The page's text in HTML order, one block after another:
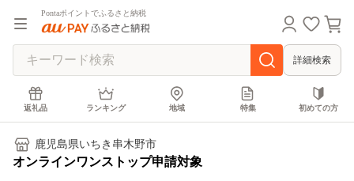
Pontaポイントでふるさと納税
詳細検索
返礼品 ランキング 地域 特集 初めての方
鹿児島県いちき串木野市
オンラインワンストップ申請対象